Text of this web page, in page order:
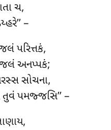
ચ,
–
પરિત્તકં,
અનપ્પકં;
સોચના,
તુવં પમજ્જસિ’’ –